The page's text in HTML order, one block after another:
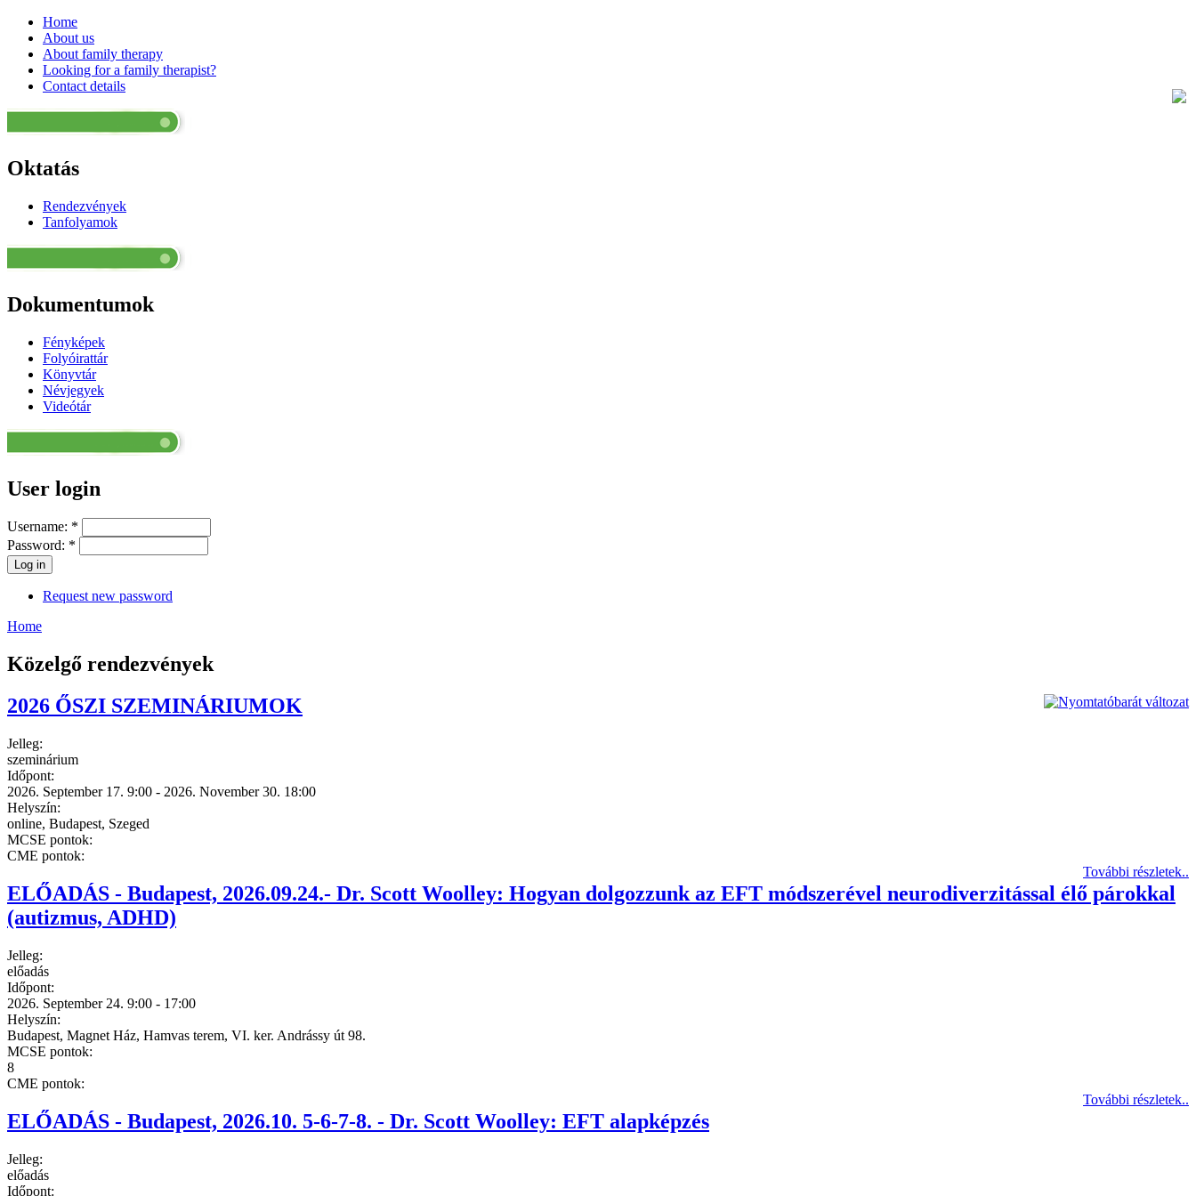
Home
About us
About family therapy
Looking for a family therapist?
Contact details
Oktatás
Rendezvények
Tanfolyamok
Dokumentumok
Fényképek
Folyóirattár
Könyvtár
Névjegyek
Videótár
User login
Username: *
Password: *
Request new password
Home
Közelgő rendezvények
2026 ŐSZI SZEMINÁRIUMOK
Jelleg:
szeminárium
Időpont:
2026. September 17. 9:00 - 2026. November 30. 18:00
Helyszín:
online, Budapest, Szeged
MCSE pontok:
CME pontok:
További részletek..
ELŐADÁS - Budapest, 2026.09.24.- Dr. Scott Woolley: Hogyan dolgozzunk az EFT módszerével neurodiverzitással élő párokkal
(autizmus, ADHD)
Jelleg:
előadás
Időpont:
2026. September 24. 9:00 - 17:00
Helyszín:
Budapest, Magnet Ház, Hamvas terem, VI. ker. Andrássy út 98.
MCSE pontok:
8
CME pontok:
További részletek..
ELŐADÁS - Budapest, 2026.10. 5-6-7-8. - Dr. Scott Woolley: EFT alapképzés
Jelleg:
előadás
Időpont: